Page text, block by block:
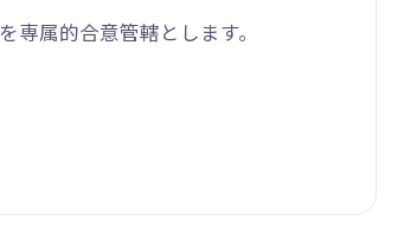
属的合意管轄とします。